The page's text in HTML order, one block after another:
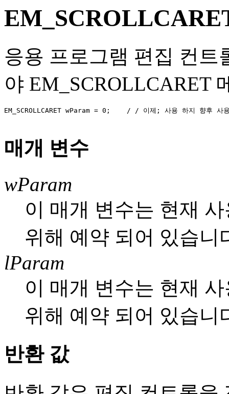
응용 프로그램 편집 컨트
야 EM_SCROLLCARET
EM_SCROLLCARET wParam = 0;    / / 이제; 사용 하지 향
매개 변수
wParam
이 매개 변수는 현재
위해 예약 되어 있습니
lParam
이 매개 변수는 현재
위해 예약 되어 있습니
반환 값